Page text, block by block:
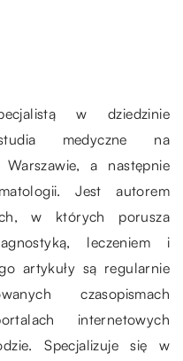
w dziedzinie
medyczne na
a następnie
Jest autorem
w których porusza
leczeniem i
artykuły są regularnie
czasopismach
internetowych
Specjalizuje się w